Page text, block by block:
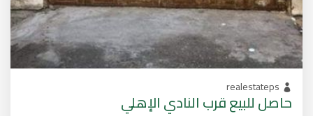
realestateps
حاصل للبيع قرب النادي الإهلي